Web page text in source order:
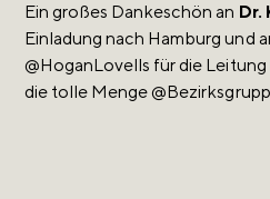
Ein großes Dankeschön an Dr.
Einladung nach Hamburg und
@HoganLovells für die
die tolle Menge